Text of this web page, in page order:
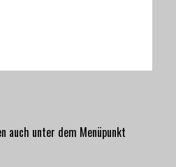
auch unter dem Menüpunkt